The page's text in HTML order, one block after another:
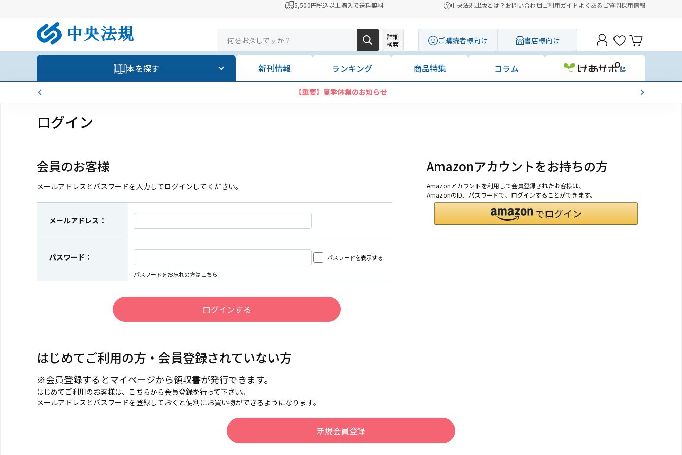
5,500円税込以上購入で送料無料 中央法規出版とは？お問い合わせご利用ガイドよくあるご質問採用情報
詳細
検索
ご購読者様向け 書店様向け
本を探す 新刊情報 ランキング 商品特集 コラム
【重要】夏季休業のお知らせ
ログイン
会員のお客様
メールアドレスとパスワードを入力してログインしてください。
メールアドレス：
パスワード： パスワードを表示する
パスワードをお忘れの方はこちら
Amazonアカウントをお持ちの方
Amazonアカウントを利用して会員登録されたお客様は、
AmazonのID、パスワードで、ログインすることができます。
はじめてご利用の方・会員登録されていない方
※会員登録するとマイページから領収書が発行できます。
はじめてご利用のお客様は、こちらから会員登録を行って下さい。
メールアドレスとパスワードを登録しておくと便利にお買い物ができるようになります。